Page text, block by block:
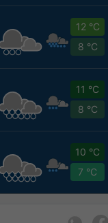
12 °C
8 °C
11 °C
8 °C
10 °C
7 °C